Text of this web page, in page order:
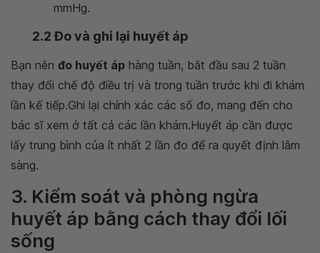
mmHg.
2.2 Đo và ghi lại huyết áp
Bạn nên đo huyết áp hàng tuần, bắt đầu sau 2 tuần
thay đổi chế độ điều trị và trong tuần trước khi đi khám
lần kế tiếp.Ghi lại chính xác các số đo, mang đến cho
bác sĩ xem ở tất cả các lần khám.Huyết áp cần được
lấy trung bình của ít nhất 2 lần đo để ra quyết định lâm
sàng.
3. Kiểm soát và phòng ngừa
huyết áp bằng cách thay đổi lối
sống